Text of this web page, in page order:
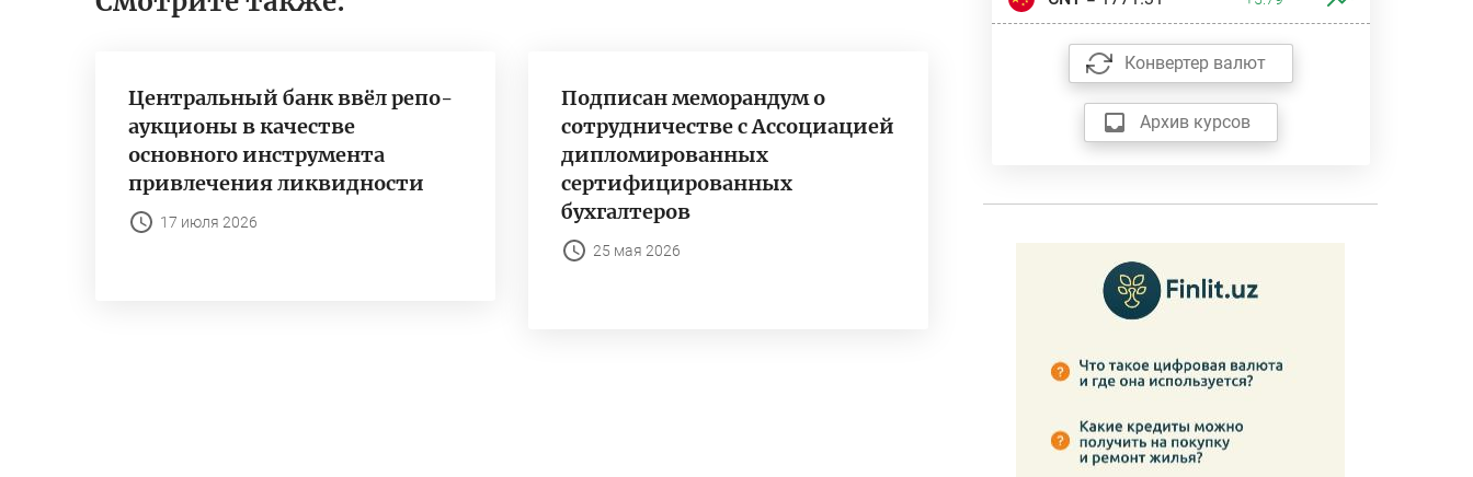
Центральный банк ввёл репо-
аукционы в качестве
основного инструмента
привлечения ликвидности
17 июля 2026
Подписан меморандум о
сотрудничестве с Ассоциацией
дипломированных
сертифицированных
бухгалтеров
25 мая 2026
Конвертер валют
Архив курсов